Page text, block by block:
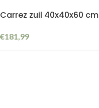
Carrez zuil 40x40x60 cm
€181,99